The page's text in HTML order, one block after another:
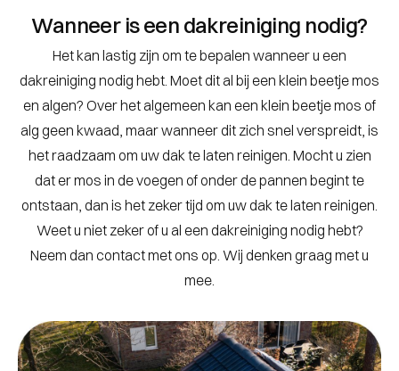
Wanneer is een dakreiniging nodig?
Het kan lastig zijn om te bepalen wanneer u een
dakreiniging nodig hebt. Moet dit al bij een klein beetje mos
en algen? Over het algemeen kan een klein beetje mos of
alg geen kwaad, maar wanneer dit zich snel verspreidt, is
het raadzaam om uw dak te laten reinigen. Mocht u zien
dat er mos in de voegen of onder de pannen begint te
ontstaan, dan is het zeker tijd om uw dak te laten reinigen.
Weet u niet zeker of u al een dakreiniging nodig hebt?
Neem dan contact met ons op. Wij denken graag met u
mee.